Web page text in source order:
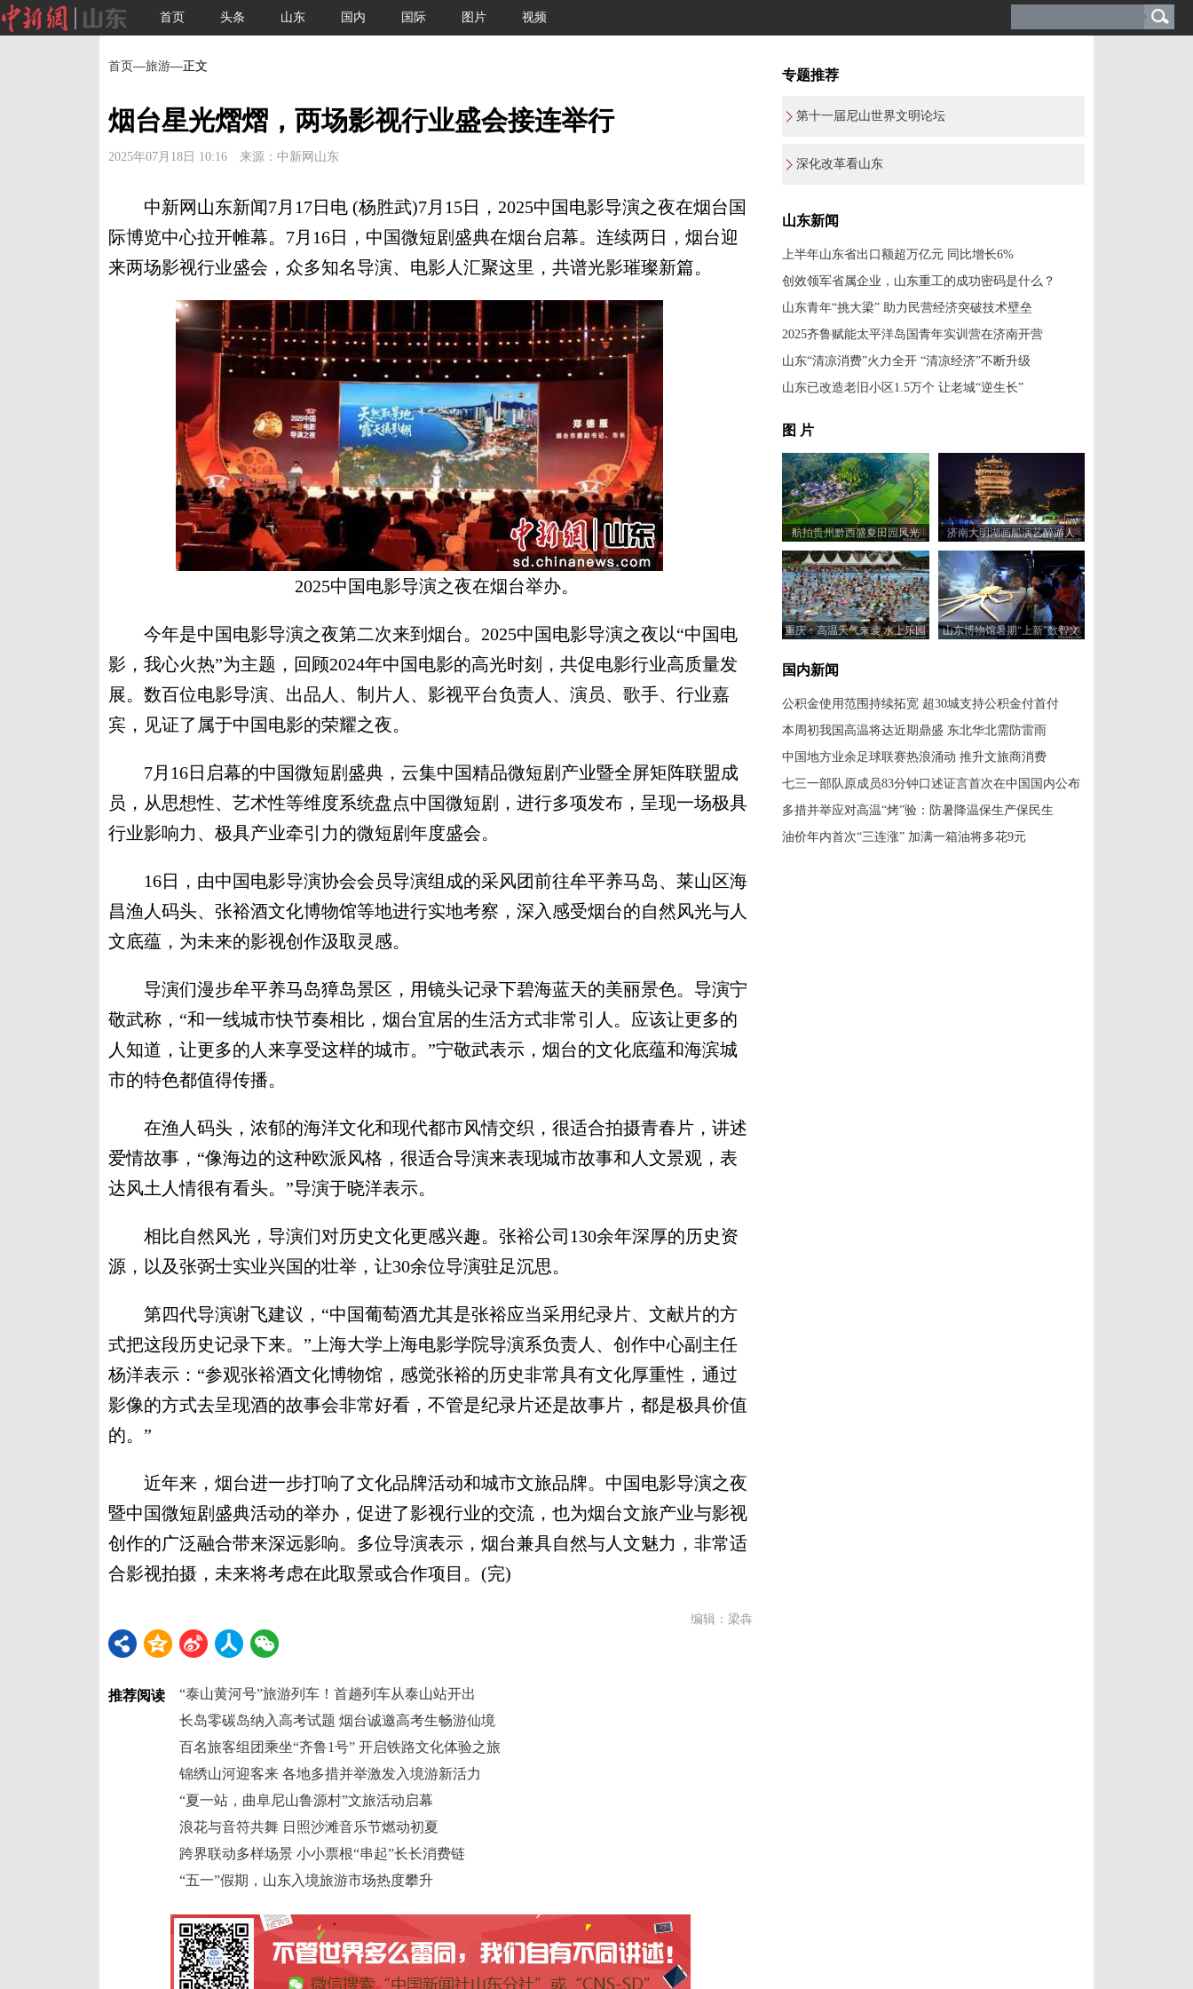
首页 头条 山东 国内 国际 图片 视频
首页—旅游—正文
烟台星光熠熠，两场影视行业盛会接连举行
2025年07月18日 10:16 来源：中新网山东
中新网山东新闻7月17日电 (杨胜武)7月15日，2025中国电影导演之夜在烟台国
际博览中心拉开帷幕。7月16日，中国微短剧盛典在烟台启幕。连续两日，烟台迎
来两场影视行业盛会，众多知名导演、电影人汇聚这里，共谱光影璀璨新篇。
2025中国电影导演之夜在烟台举办。
今年是中国电影导演之夜第二次来到烟台。2025中国电影导演之夜以“中国电
影，我心火热”为主题，回顾2024年中国电影的高光时刻，共促电影行业高质量发
展。数百位电影导演、出品人、制片人、影视平台负责人、演员、歌手、行业嘉
宾，见证了属于中国电影的荣耀之夜。
7月16日启幕的中国微短剧盛典，云集中国精品微短剧产业暨全屏矩阵联盟成
员，从思想性、艺术性等维度系统盘点中国微短剧，进行多项发布，呈现一场极具
行业影响力、极具产业牵引力的微短剧年度盛会。
16日，由中国电影导演协会会员导演组成的采风团前往牟平养马岛、莱山区海
昌渔人码头、张裕酒文化博物馆等地进行实地考察，深入感受烟台的自然风光与人
文底蕴，为未来的影视创作汲取灵感。
导演们漫步牟平养马岛獐岛景区，用镜头记录下碧海蓝天的美丽景色。导演宁
敬武称，“和一线城市快节奏相比，烟台宜居的生活方式非常引人。应该让更多的
人知道，让更多的人来享受这样的城市。”宁敬武表示，烟台的文化底蕴和海滨城
市的特色都值得传播。
在渔人码头，浓郁的海洋文化和现代都市风情交织，很适合拍摄青春片，讲述
爱情故事，“像海边的这种欧派风格，很适合导演来表现城市故事和人文景观，表
达风土人情很有看头。”导演于晓洋表示。
相比自然风光，导演们对历史文化更感兴趣。张裕公司130余年深厚的历史资
源，以及张弼士实业兴国的壮举，让30余位导演驻足沉思。
第四代导演谢飞建议，“中国葡萄酒尤其是张裕应当采用纪录片、文献片的方
式把这段历史记录下来。”上海大学上海电影学院导演系负责人、创作中心副主任
杨洋表示：“参观张裕酒文化博物馆，感觉张裕的历史非常具有文化厚重性，通过
影像的方式去呈现酒的故事会非常好看，不管是纪录片还是故事片，都是极具价值
的。”
近年来，烟台进一步打响了文化品牌活动和城市文旅品牌。中国电影导演之夜
暨中国微短剧盛典活动的举办，促进了影视行业的交流，也为烟台文旅产业与影视
创作的广泛融合带来深远影响。多位导演表示，烟台兼具自然与人文魅力，非常适
合影视拍摄，未来将考虑在此取景或合作项目。(完)
编辑：梁犇
推荐阅读
“泰山黄河号”旅游列车！首趟列车从泰山站开出
长岛零碳岛纳入高考试题 烟台诚邀高考生畅游仙境
百名旅客组团乘坐“齐鲁1号” 开启铁路文化体验之旅
锦绣山河迎客来 各地多措并举激发入境游新活力
“夏一站，曲阜尼山鲁源村”文旅活动启幕
浪花与音符共舞 日照沙滩音乐节燃动初夏
跨界联动多样场景 小小票根“串起”长长消费链
“五一”假期，山东入境旅游市场热度攀升
专题推荐
第十一届尼山世界文明论坛
深化改革看山东
山东新闻
上半年山东省出口额超万亿元 同比增长6%
创效领军省属企业，山东重工的成功密码是什么？
山东青年“挑大梁” 助力民营经济突破技术壁垒
2025齐鲁赋能太平洋岛国青年实训营在济南开营
山东“清凉消费”火力全开 “清凉经济”不断升级
山东已改造老旧小区1.5万个 让老城“逆生长”
图 片
航拍贵州黔西盛夏田园风光 济南大明湖画船演艺醉游人
重庆：高温天气来袭 水上乐园
山东博物馆暑期“上新”数智文
国内新闻
公积金使用范围持续拓宽 超30城支持公积金付首付
本周初我国高温将达近期鼎盛 东北华北需防雷雨
中国地方业余足球联赛热浪涌动 推升文旅商消费
七三一部队原成员83分钟口述证言首次在中国国内公布
多措并举应对高温“烤”验：防暑降温保生产保民生
油价年内首次“三连涨” 加满一箱油将多花9元